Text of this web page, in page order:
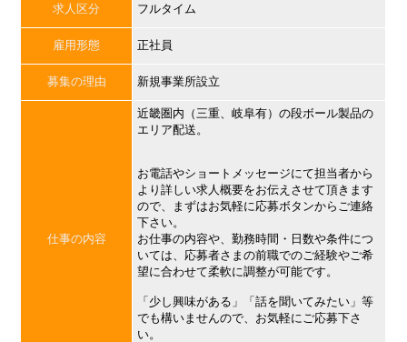
求人区分 フルタイム
雇用形態 正社員
募集の理由 新規事業所設立
仕事の内容
近畿圏内（三重、岐阜有）の段ボール製品の
エリア配送。
お電話やショートメッセージにて担当者から
より詳しい求人概要をお伝えさせて頂きます
ので、まずはお気軽に応募ボタンからご連絡
下さい。
お仕事の内容や、勤務時間・日数や条件につ
いては、応募者さまの前職でのご経験やご希
望に合わせて柔軟に調整が可能です。
「少し興味がある」「話を聞いてみたい」等
でも構いませんので、お気軽にご応募下さ
い。